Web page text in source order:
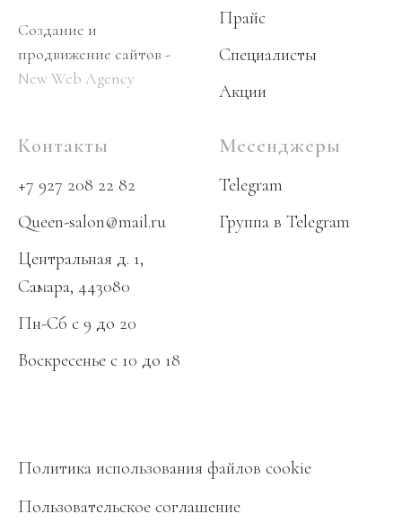
Создание и
продвижение сайтов -
New Web Agency
Прайс
Специалисты
Акции
Контакты
+7 927 208 22 82
Queen-salon@mail.ru
Центральная д. 1,
Самара, 443080
Пн-Сб с 9 до 20
Воскресенье с 10 до 18
Месенджеры
Telegram
Группа в Telegram
Политика использования файлов cookie
Пользовательское соглашение